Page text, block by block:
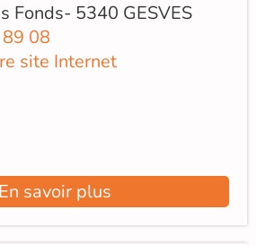
Fonds- 5340 GESVES
08
site Internet
En savoir plus